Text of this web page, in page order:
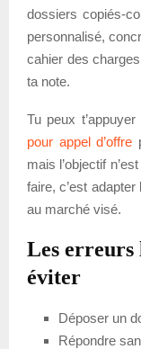
dossiers copiés-
personnalisé,
cahier des
ta note.
Tu peux
pour appel d’offre
mais l’objectif
faire, c’est
au marché visé.
Les erreurs
éviter
Déposer un
Répondre